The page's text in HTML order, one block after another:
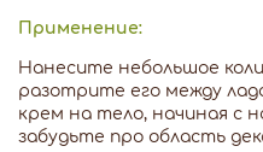
Применение:
Нанесите небольшое
разотрите его между
крем на тело, начиная с
забудьте про область